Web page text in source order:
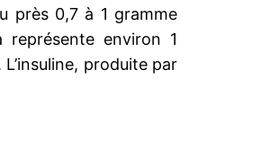
près 0,7 à 1 gramme
environ 1
produite par